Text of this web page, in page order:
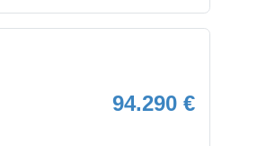
94.290 €